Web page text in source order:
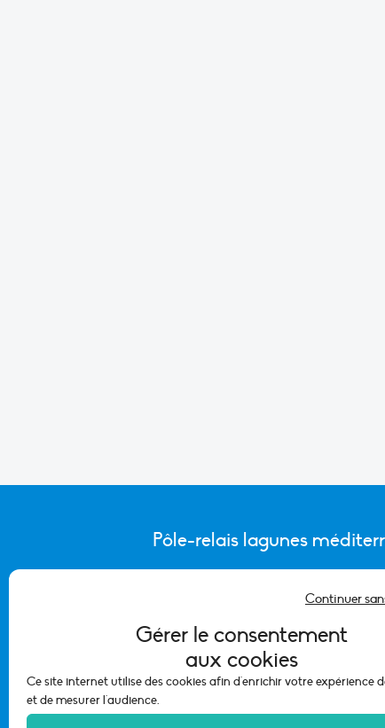
Gérer le consentement
aux cookies
Ce site internet utilise des cookies afin d'enrichir votre expérience
et de mesurer l'audience.
Continuer
Pôle-relais lagunes
CONTACTER L’ÉQUIPE DU PÔLE